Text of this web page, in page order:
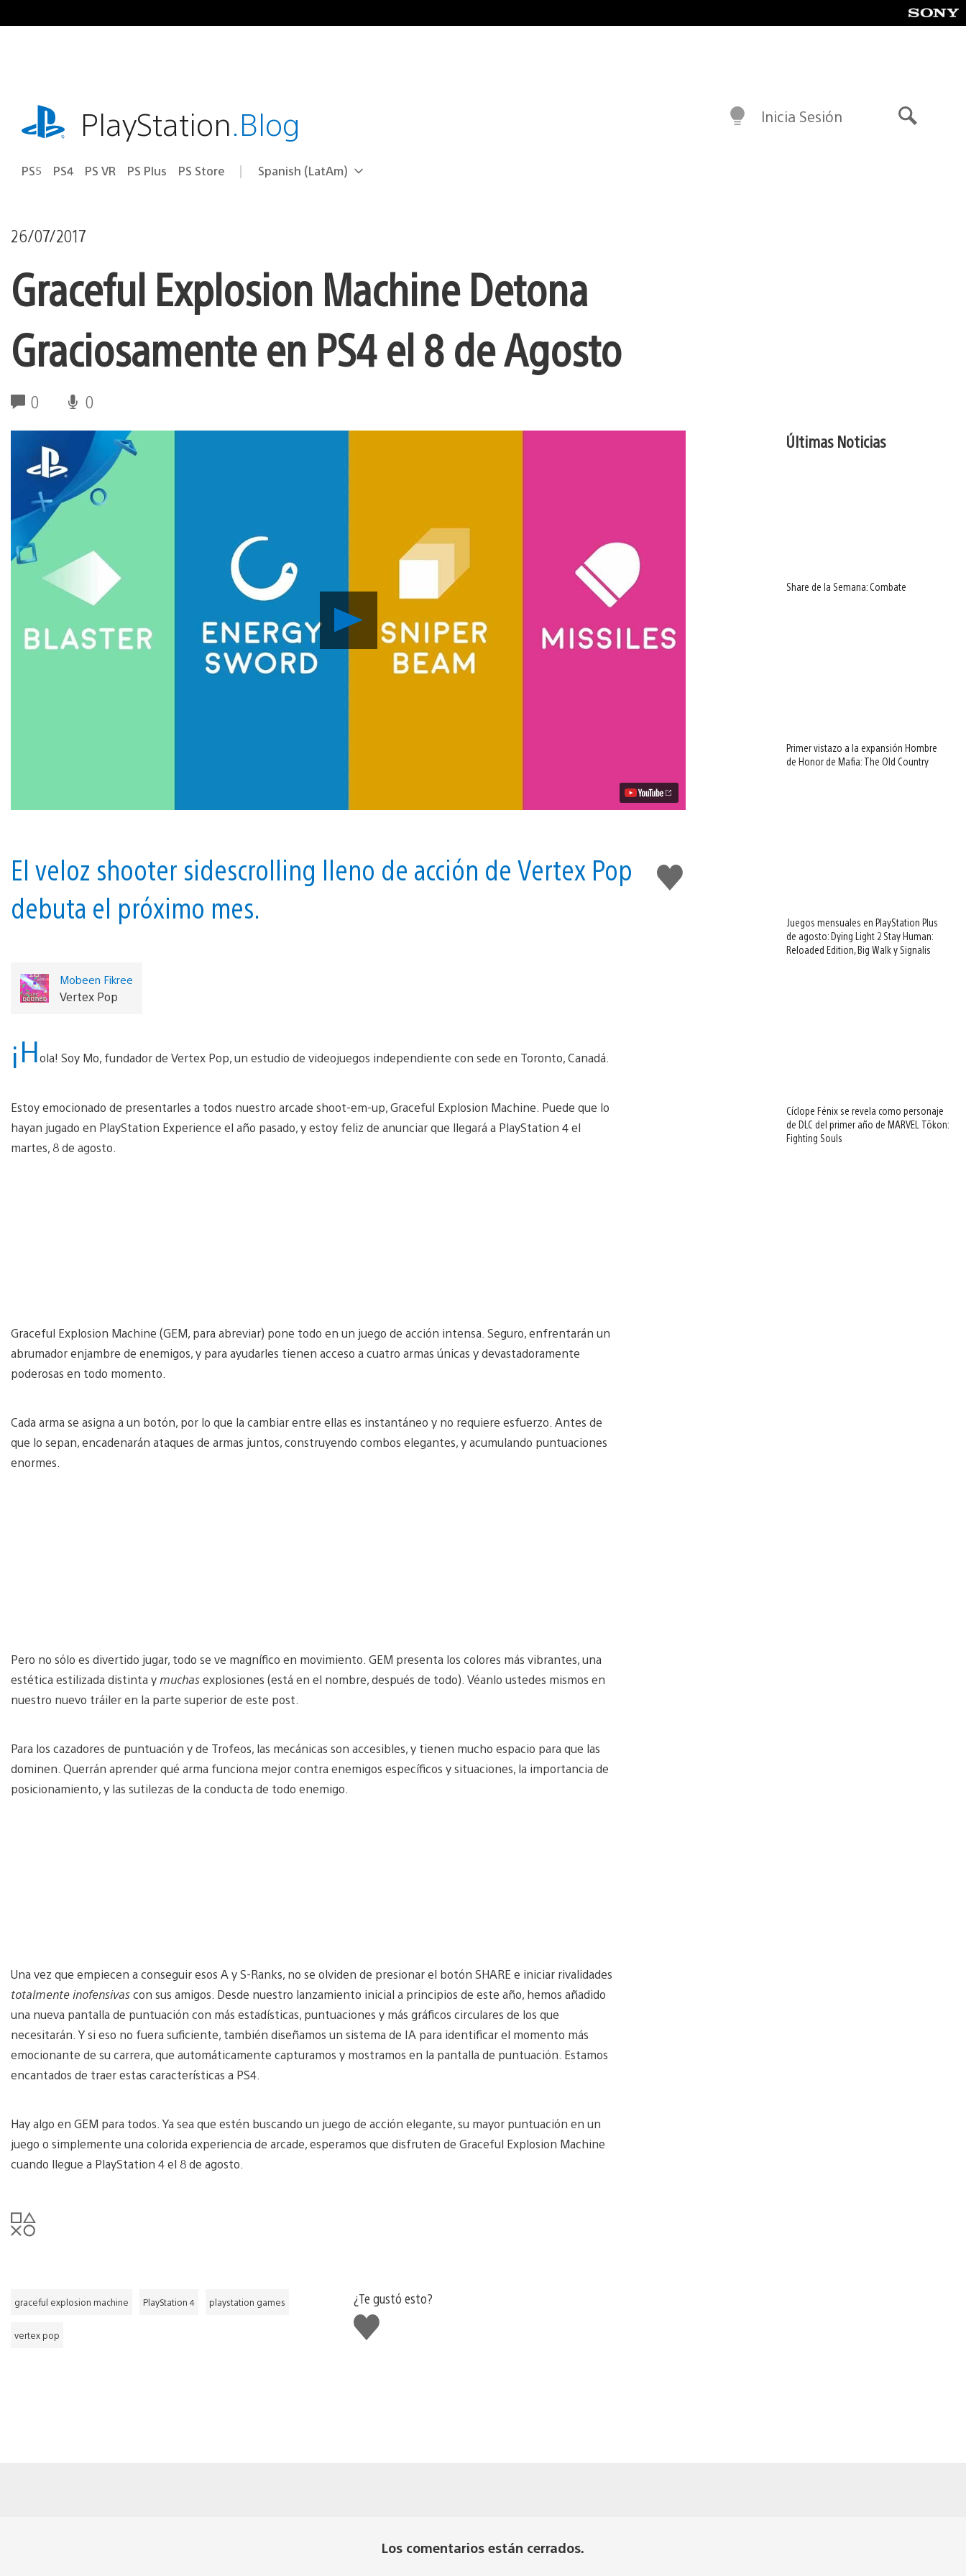
al
playstation.comPlayStation.Blog
PS5 PS4 PS VR PS Plus PS Store Elige
Región
Spanish (LatAm)
Inicia Sesión
26/07/2017
Graceful Explosion Machine Detona
Graciosamente en PS4 el 8 de Agosto
0 0
Graceful
Explosion
Machine
Detona
Graciosamente
Me
gusta
El veloz shooter sidescrolling lleno de acción de Vertex Pop
debuta el próximo mes.
Mobeen Fikree
Vertex Pop
¡Hola! Soy Mo, fundador de Vertex Pop, un estudio de videojuegos independiente con sede en Toronto, Canadá.
Estoy emocionado de presentarles a todos nuestro arcade shoot-em-up, Graceful Explosion Machine. Puede que lo
hayan jugado en PlayStation Experience el año pasado, y estoy feliz de anunciar que llegará a PlayStation 4 el
martes, 8 de agosto.
Graceful Explosion Machine (GEM, para abreviar) pone todo en un juego de acción intensa. Seguro, enfrentarán un
abrumador enjambre de enemigos, y para ayudarles tienen acceso a cuatro armas únicas y devastadoramente
poderosas en todo momento.
Cada arma se asigna a un botón, por lo que la cambiar entre ellas es instantáneo y no requiere esfuerzo. Antes de
que lo sepan, encadenarán ataques de armas juntos, construyendo combos elegantes, y acumulando puntuaciones
enormes.
Pero no sólo es divertido jugar, todo se ve magnífico en movimiento. GEM presenta los colores más vibrantes, una
estética estilizada distinta y muchasexplosiones (está en el nombre, después de todo). Véanlo ustedes mismos en
nuestro nuevo tráiler en la parte superior de este post.
Para los cazadores de puntuación y de Trofeos, las mecánicas son accesibles, y tienen mucho espacio para que las
dominen. Querrán aprender qué arma funciona mejor contra enemigos específicos y situaciones, la importancia de
posicionamiento, y las sutilezas de la conducta de todo enemigo.
Una vez que empiecen a conseguir esos A y S-Ranks, no se olviden de presionar el botón SHARE e iniciar rivalidades
totalmente inofensivascon sus amigos. Desde nuestro lanzamiento inicial a principios de este año, hemos añadido
una nueva pantalla de puntuación con más estadísticas, puntuaciones y más gráficos circulares de los que
necesitarán. Y si eso no fuera suficiente, también diseñamos un sistema de IA para identificar el momento más
emocionante de su carrera, que automáticamente capturamos y mostramos en la pantalla de puntuación. Estamos
encantados de traer estas características a PS4.
Hay algo en GEM para todos. Ya sea que estén buscando un juego de acción elegante, su mayor puntuación en un
juego o simplemente una colorida experiencia de arcade, esperamos que disfruten de Graceful Explosion Machine
cuando llegue a PlayStation 4 el 8 de agosto.
graceful explosion machine PlayStation 4 playstation games
vertex pop
¿Te gustó esto?
Me
gusta
Últimas Noticias
Share de la Semana: Combate
Primer vistazo a la expansión Hombre
de Honor de Mafia: The Old Country
Juegos mensuales en PlayStation Plus
de agosto: Dying Light 2 Stay Human:
Reloaded Edition, Big Walk y Signalis
Cíclope Fénix se revela como personaje
de DLC del primer año de MARVEL Tōkon:
Fighting Souls
Los comentarios están cerrados.